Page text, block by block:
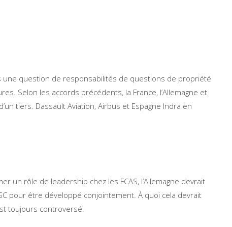
une question de responsabilités de questions de propriété
Selon les accords précédents, la France, l’Allemagne et
tiers. Dassault Aviation, Airbus et Espagne Indra en
un rôle de leadership chez les FCAS, l’Allemagne devrait
pour être développé conjointement. À quoi cela devrait
toujours controversé.